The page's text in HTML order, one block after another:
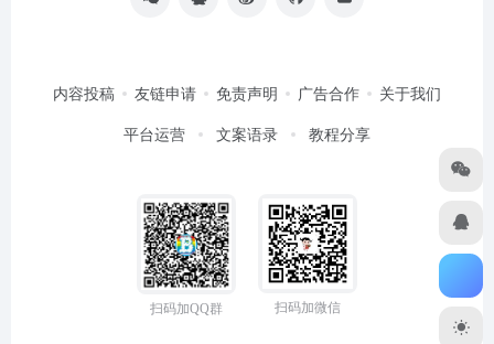
内容投稿 友链申请 免责声明 广告合作 关于我们
平台运营 文案语录 教程分享
扫码加QQ群 扫码加微信